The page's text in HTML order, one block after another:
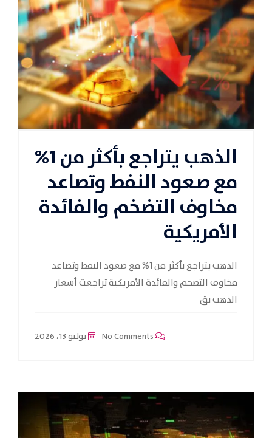
الذهب يتراجع بأكثر من 1%
مع صعود النفط وتصاعد
مخاوف التضخم والفائدة
الأمريكية
الذهب يتراجع بأكثر من 1% مع صعود النفط وتصاعد
مخاوف التضخم والفائدة الأمريكية تراجعت أسعار
الذهب بق
يوليو 13، 2026